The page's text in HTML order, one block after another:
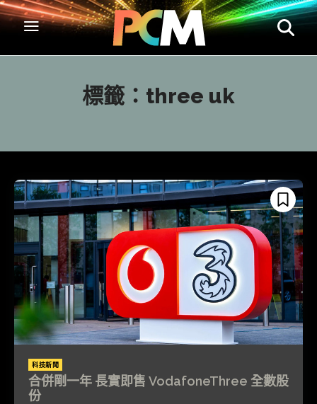
標籤： three uk
科技新聞
合併剛一年 長實即售 VodafoneThree 全數股
份